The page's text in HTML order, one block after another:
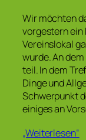
Wir möchten
vorgestern
Vereinslokal
wurde. An
teil. In dem
Dinge und
Schwerpunkt
einiges an
„Weiterlesen“